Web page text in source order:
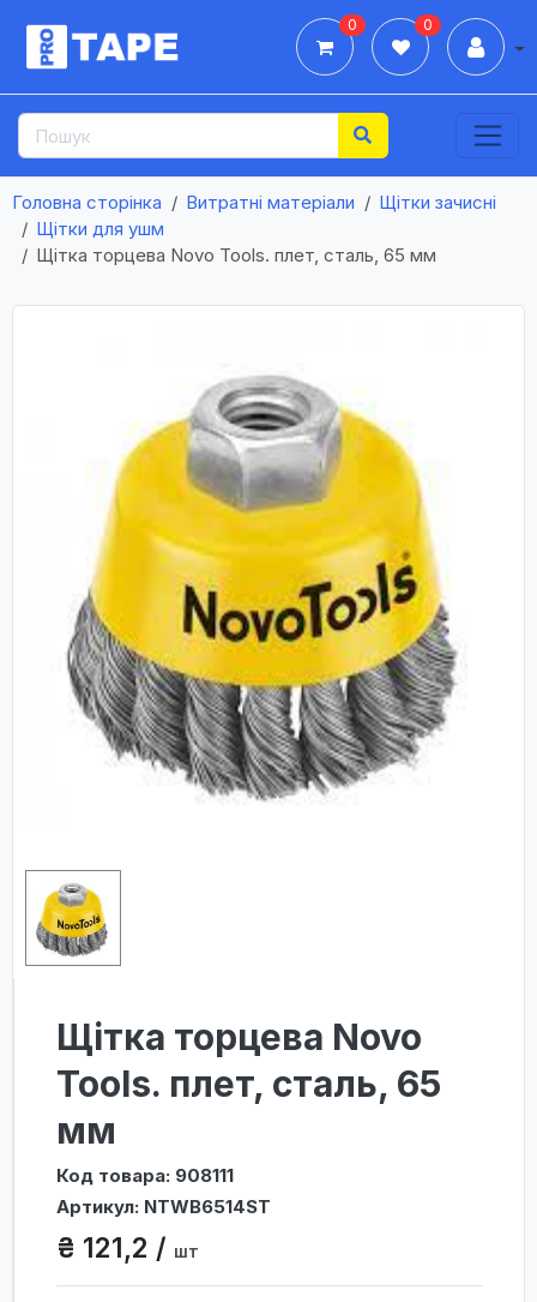
0 0
Головна сторінка Витратні матеріали
Щітки зачисні
Щітки для ушм
Щітка торцева Novo Tools. плет, сталь, 65 мм
Щітка торцева Novo
Tools. плет, сталь, 65
мм
Код товара: 908111
Артикул: NTWB6514ST
₴ 121,2 / шт